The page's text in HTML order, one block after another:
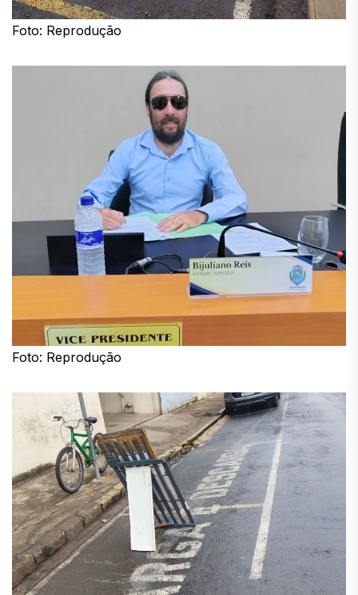
Foto: Reprodução
Foto: Reprodução